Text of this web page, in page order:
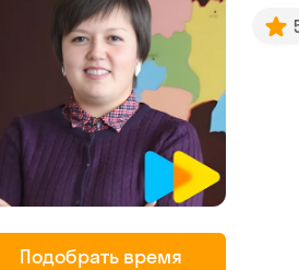
Подобрать время